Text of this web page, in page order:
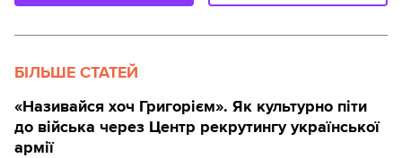
БІЛЬШЕ СТАТЕЙ
«Називайся хоч Григорієм». Як культурно піти
до війська через Центр рекрутингу української
армії